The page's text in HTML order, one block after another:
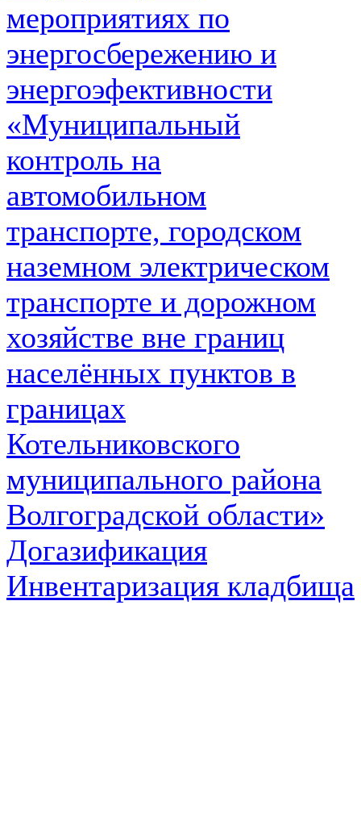
мероприятиях по
энергосбережению и
энергоэфективности
«Муниципальный
контроль на
автомобильном
транспорте, городском
наземном электрическом
транспорте и дорожном
хозяйстве вне границ
населённых пунктов в
границах
Котельниковского
муниципального района
Волгоградской области»
Догазификация
Инвентаризация кладбища